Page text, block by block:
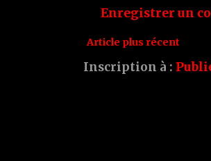
Enregistrer un
Article plus récent
Inscription à :